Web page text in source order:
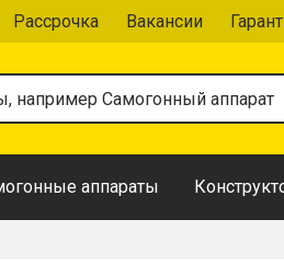
Рассрочка Вакансии
аппараты